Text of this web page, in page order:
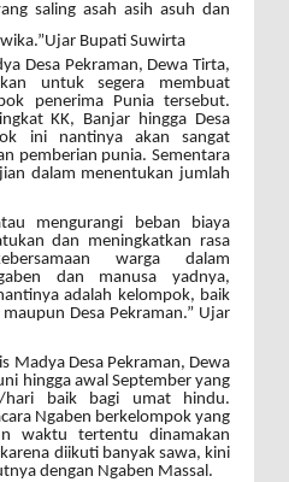
saling asah asih asuh dan
Bupati Suwirta
Desa Pekraman, Dewa Tirta,
untuk segera membuat
penerima Punia tersebut.
KK, Banjar hingga Desa
ini nantinya akan sangat
pemberian punia. Sementara
dalam menentukan jumlah
mengurangi beban biaya
dan meningkatkan rasa
warga dalam
dan manusa yadnya,
adalah kelompok, baik
Desa Pekraman.” Ujar
Madya Desa Pekraman, Dewa
hingga awal September yang
hari baik bagi umat hindu.
Ngaben berkelompok yang
waktu tertentu dinamakan
diikuti banyak sawa, kini
dengan Ngaben Massal.